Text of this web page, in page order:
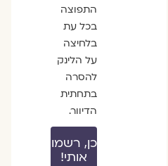
התפוצה
בכל עת
בלחיצה
על הלינק
להסרה
בתחתית
הדיוור.
כן, רשמו
אותי!